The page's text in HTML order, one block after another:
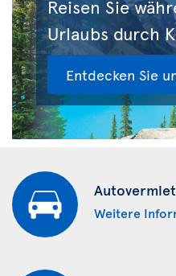
Reisen Sie
Urlaubs durch
Entdecken Sie
Weitere